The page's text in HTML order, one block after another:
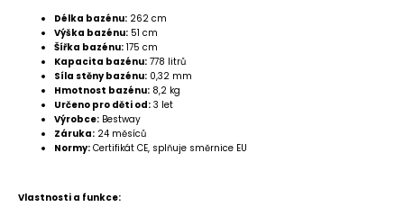
Délka bazénu: 262 cm
Výška bazénu: 51 cm
Šířka bazénu: 175 cm
Kapacita bazénu: 778 litrů
Síla stěny bazénu: 0,32 mm
Hmotnost bazénu: 8,2 kg
Určeno pro děti od: 3 let
Výrobce: Bestway
Záruka: 24 měsíců
Normy: Certifikát CE, splňuje směrnice EU
Vlastnosti a funkce: